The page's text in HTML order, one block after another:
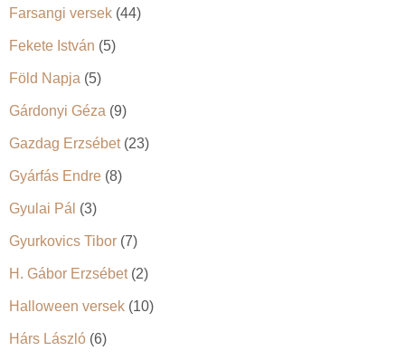
Farsangi versek (44)
Fekete István (5)
Föld Napja (5)
Gárdonyi Géza (9)
Gazdag Erzsébet(23)
Gyárfás Endre (8)
Gyulai Pál (3)
Gyurkovics Tibor (7)
H. Gábor Erzsébet(2)
Halloween versek (10)
Hárs László (6)